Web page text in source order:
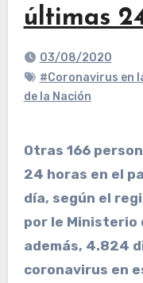
últimas
03/08/2020
#Coronavirus en
de la Nación
Otras 166 personas murieron en las últimas
24 horas en el
día, según el
por le Ministerio
además, 4.824
coronavirus en